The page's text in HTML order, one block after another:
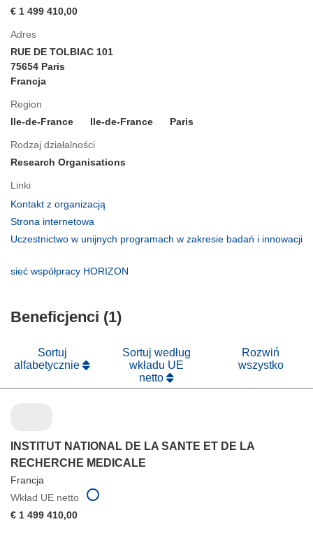
Adres
RUE DE TOLBIAC 101
75654 Paris
Francja
Region
Ile-de-France
Ile-de-France Paris
Rodzaj działalności
Research Organisations
Linki
Kontakt z organizacją
oknie)
Strona internetowa
otworzy
Uczestnictwo w unijnych programach w zakresie badań i innowacji
otworzy
nowym
sieć współpracy HORIZON
€ 1 499 410,00
Beneficjenci (1)
Sortuj
alfabetycznie
Sortuj według
wkładu UE
netto
Rozwiń
wszystko
INSTITUT NATIONAL DE LA SANTE ET DE LA
RECHERCHE MEDICALE
Francja
Wkład UE netto
€ 1 499 410,00